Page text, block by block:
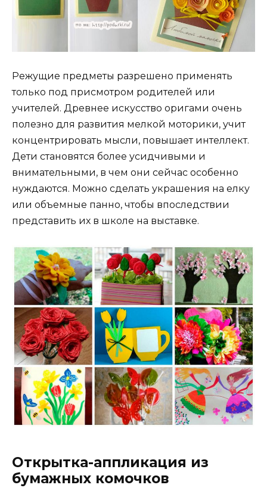
Режущие предметы разрешено применять
только под присмотром родителей или
учителей. Древнее искусство оригами очень
полезно для развития мелкой моторики, учит
концентрировать мысли, повышает интеллект.
Дети становятся более усидчивыми и
внимательными, в чем они сейчас особенно
нуждаются. Можно сделать украшения на елку
или объемные панно, чтобы впоследствии
представить их в школе на выставке.
Открытка-аппликация из
бумажных комочков